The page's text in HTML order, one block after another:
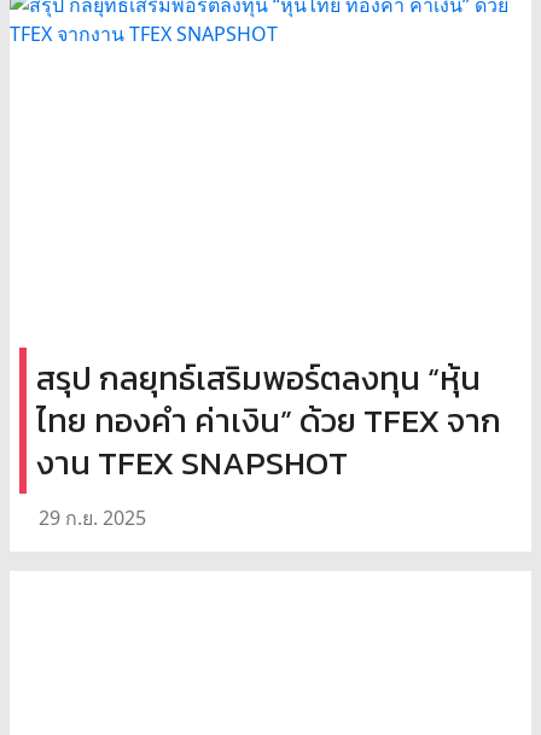
สรุป กลยุทธ์เสริมพอร์ตลงทุน “หุ้น
ไทย ทองคำ ค่าเงิน” ด้วย TFEX จาก
งาน TFEX SNAPSHOT
29 ก.ย. 2025